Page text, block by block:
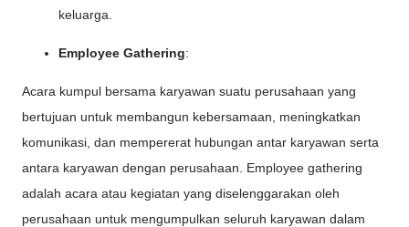
keluarga.
Employee Gathering:
Acara kumpul bersama karyawan suatu perusahaan yang
bertujuan untuk membangun kebersamaan, meningkatkan
komunikasi, dan mempererat hubungan antar karyawan serta
antara karyawan dengan perusahaan. Employee gathering
adalah acara atau kegiatan yang diselenggarakan oleh
perusahaan untuk mengumpulkan seluruh karyawan dalam